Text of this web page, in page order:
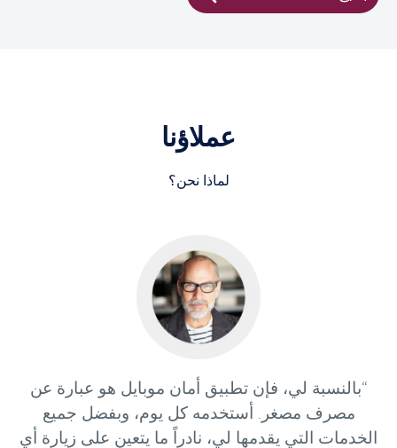
عملاؤنا
لماذا نحن؟
“بالنسبة لي، فإن تطبيق أمان موبايل هو عبارة عن
مصرف مصغر. أستخدمه كل يوم، وبفضل جميع
الخدمات التي يقدمها لي، نادراً ما يتعين على زيارة أي